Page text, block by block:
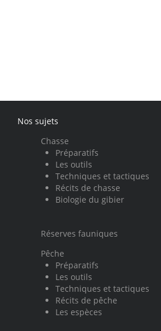
Nos sujets
Chasse
Préparatifs
Les outils
Techniques et tactiques
Récits de chasse
Biologie du gibier
Réserves fauniques
Pêche
Préparatifs
Les outils
Techniques et tactiques
Récits de pêche
Les espèces